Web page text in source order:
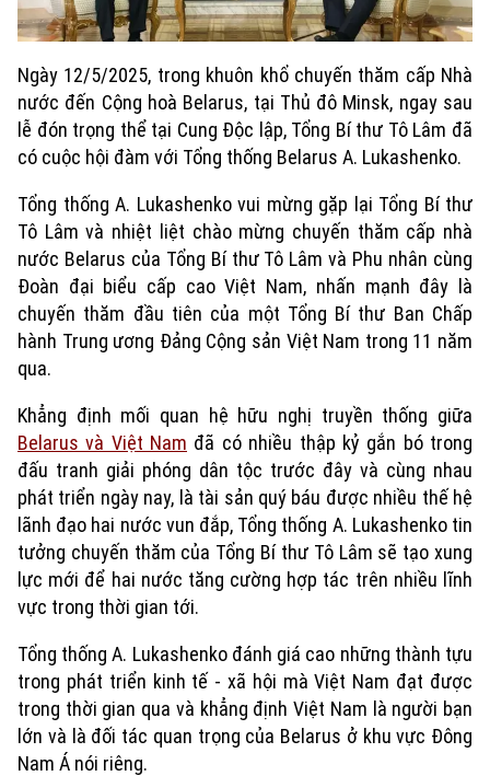
Xu hướng
Ngày 12/5/2025, trong khuôn khổ chuyến thăm cấp Nhà
nước đến Cộng hoà Belarus, tại Thủ đô Minsk, ngay sau
lễ đón trọng thể tại Cung Độc lập, Tổng Bí thư Tô Lâm đã
có cuộc hội đàm với Tổng thống Belarus A. Lukashenko.
Tổng thống A. Lukashenko vui mừng gặp lại Tổng Bí thư
Tô Lâm và nhiệt liệt chào mừng chuyến thăm cấp nhà
nước Belarus của Tổng Bí thư Tô Lâm và Phu nhân cùng
Đoàn đại biểu cấp cao Việt Nam, nhấn mạnh đây là
chuyến thăm đầu tiên của một Tổng Bí thư Ban Chấp
hành Trung ương Đảng Cộng sản Việt Nam trong 11 năm
qua.
Khẳng định mối quan hệ hữu nghị truyền thống giữa
Belarus và Việt Nam đã có nhiều thập kỷ gắn bó trong
đấu tranh giải phóng dân tộc trước đây và cùng nhau
phát triển ngày nay, là tài sản quý báu được nhiều thế hệ
lãnh đạo hai nước vun đắp, Tổng thống A. Lukashenko tin
tưởng chuyến thăm của Tổng Bí thư Tô Lâm sẽ tạo xung
lực mới để hai nước tăng cường hợp tác trên nhiều lĩnh
vực trong thời gian tới.
Tổng thống A. Lukashenko đánh giá cao những thành tựu
trong phát triển kinh tế - xã hội mà Việt Nam đạt được
trong thời gian qua và khẳng định Việt Nam là người bạn
lớn và là đối tác quan trọng của Belarus ở khu vực Đông
Nam Á nói riêng.